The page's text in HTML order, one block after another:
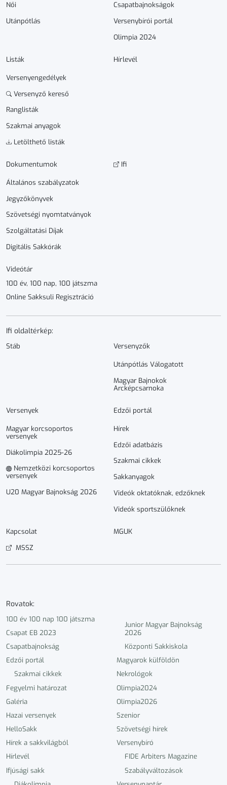
Női
Utánpótlás
Csapatbajnokságok
Versenybírói portál
Olimpia 2024
Listák
Versenyengedélyek
Versenyző kereső
Ranglisták
Szakmai anyagok
Letölthető listák
Hírlevél
Dokumen­­tumok
Általános szabályzatok
Jegyzőkönyvek
Szövetségi nyomtatványok
Szolgáltatási Díjak
Digitális Sakkórák
Ifi
Videótár
100 év, 100 nap, 100 játszma
Online Sakksuli Regisztráció
Ifi oldaltérkép:
Stáb Versenyzők
Utánpótlás Válogatott
Magyar Bajnokok
Arcképcsarnoka
Versenyek
Magyar korcsoportos
versenyek
Diákolimpia 2025-26
Nemzetközi korcsoportos
versenyek
U20 Magyar Bajnokság 2026
Edzői portál
Hírek
Edzői adatbázis
Szakmai cikkek
Sakkanyagok
Videók oktatóknak, edzőknek
Videók sportszülőknek
Kapcsolat
MGUK
MSSZ
Rovatok:
100 év 100 nap 100 játszma
Csapat EB 2023
Csapatbajnokság
Edzői portál
Szakmai cikkek
Fegyelmi határozat
Galéria
Hazai versenyek
HelloSakk
Hírek a sakkvilágból
Hírlevél
Ifjúsági sakk
Junior Magyar Bajnokság
2026
Központi Sakkiskola
Magyarok külföldön
Nekrológok
Olimpia2024
Olimpia2026
Szenior
Szövetségi hírek
Versenybíró
FIDE Arbiters Magazine
Szabályváltozások